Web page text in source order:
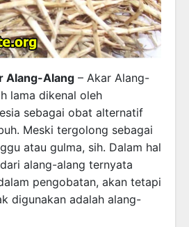
Alang-Alang – Akar Alang-
lama dikenal oleh
sebagai obat alternatif
Meski tergolong sebagai
atau gulma, sih. Dalam hal
alang-alang ternyata
pengobatan, akan tetapi
digunakan adalah alang-